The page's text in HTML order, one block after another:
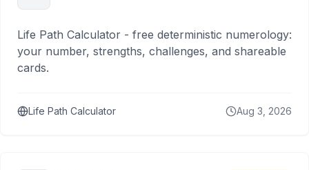
Life Path Calculator - free deterministic numerology:
your number, strengths, challenges, and shareable
cards.
Life Path Calculator Aug 3, 2026